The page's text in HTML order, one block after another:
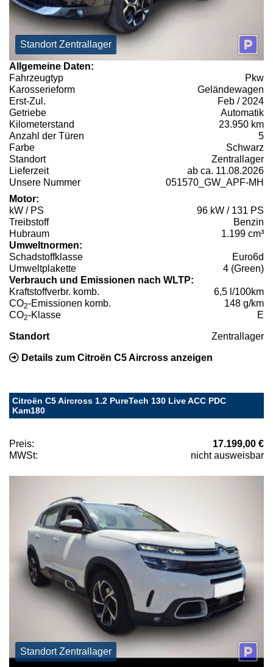
Standort Zentrallager
Allgemeine Daten:
Fahrzeugtyp
Pkw
Karosserieform
Geländewagen
Erst-Zul.
Feb / 2024
Getriebe
Automatik
Kilometerstand
23.950 km
Anzahl der Türen
5
Farbe
Schwarz
Standort
Zentrallager
Lieferzeit
ab ca. 11.08.2026
Unsere Nummer
051570_GW_APF-MH
Motor:
kW / PS
96 kW / 131 PS
Treibstoff
Benzin
Hubraum
1.199 cm³
Umweltnormen:
Schadstoffklasse
Euro6d
Umweltplakette
4 (Green)
Verbrauch und Emissionen nach WLTP:
Kraftstoffverbr. komb.
6,5 l/100km
CO2-Emissionen komb.
148 g/km
CO2-Klasse E
Standort Zentrallager
Details zum Citroën C5 Aircross anzeigen
Citroën C5 Aircross 1.2 PureTech 130 Live ACC PDC
Kam180
Preis:
17.199,00 €
MWSt:
nicht ausweisbar
Standort Zentrallager